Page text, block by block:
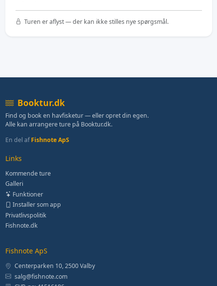
Turen er aflyst — der kan ikke stilles nye spørgsmål.
Booktur.dk
Find og book en havfisketur — eller opret din egen.
Alle kan arrangere ture på Booktur.dk.
En del afFishnote ApS
Links
Kommende ture
Galleri
Funktioner
Installer som app
Privatlivspolitik
Fishnote.dk
Fishnote ApS
Centerparken 10, 2500 Valby
salg@fishnote.com